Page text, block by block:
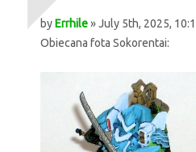
byErrhile» July 5th, 2025,
Obiecana fota Sokorentai: